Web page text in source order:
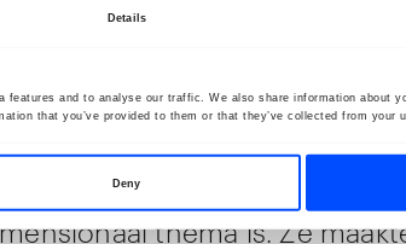
Details
and to analyse our traffic. We also share information about
that you’ve provided to them or that they’ve collected from your
Deny
binnen de kunstwereld is
vaker een onderwerp
kunstenaars.
Dumas en Louise
praktijk om de
en aan te tonen dat
thema is. Ze